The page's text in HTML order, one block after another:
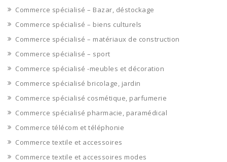
Commerce spécialisé – Bazar, déstockage
Commerce spécialisé – biens culturels
Commerce spécialisé – matériaux de construction
Commerce spécialisé – sport
Commerce spécialisé -meubles et décoration
Commerce spécialisé bricolage, jardin
Commerce spécialisé cosmétique, parfumerie
Commerce spécialisé pharmacie, paramédical
Commerce télécom et téléphonie
Commerce textile et accessoires
Commerce textile et accessoires modes